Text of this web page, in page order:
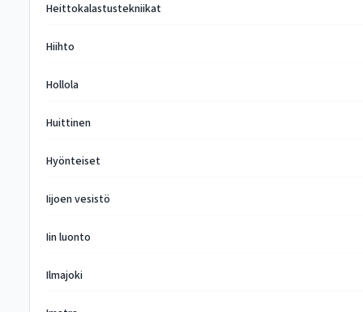
Heittokalastustekniikat
Hiihto
Hollola
Huittinen
Hyönteiset
Iijoen vesistö
Iin luonto
Ilmajoki